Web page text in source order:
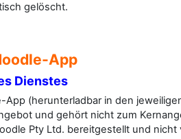
gelöscht.
App
Dienstes
App (herunterladbar in den
und gehört nicht zum
Pty Ltd. bereitgestellt und nicht